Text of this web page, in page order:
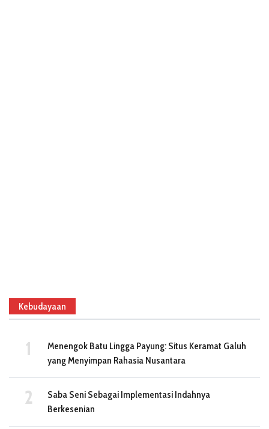
Kebudayaan
Menengok Batu Lingga Payung: Situs Keramat Galuh
yang Menyimpan Rahasia Nusantara
Saba Seni Sebagai Implementasi Indahnya
Berkesenian